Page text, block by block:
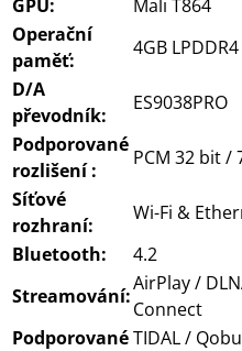
GPU:
Mali T864
Operační
paměť:
4GB LPDDR4
D/A
převodník:
ES9038PRO
Podporované
rozlišení :
PCM 32 bit /
Síťové
rozhraní:
Wi-Fi &
Bluetooth:
4.2
Streamování:
AirPlay /
Connect
PodporovanéTIDAL /